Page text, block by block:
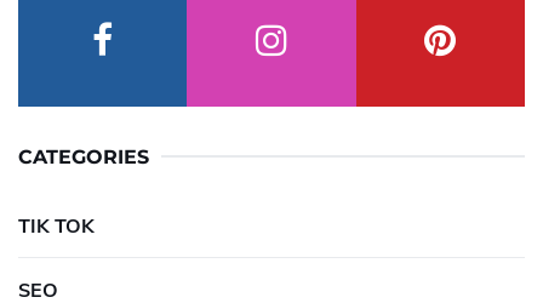
CATEGORIES
TIK TOK
SEO